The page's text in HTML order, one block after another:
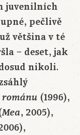
juvenilních
pečlivě
většina v té
– deset, jak
nikoli.
románu (1996),
Mea, 2005),